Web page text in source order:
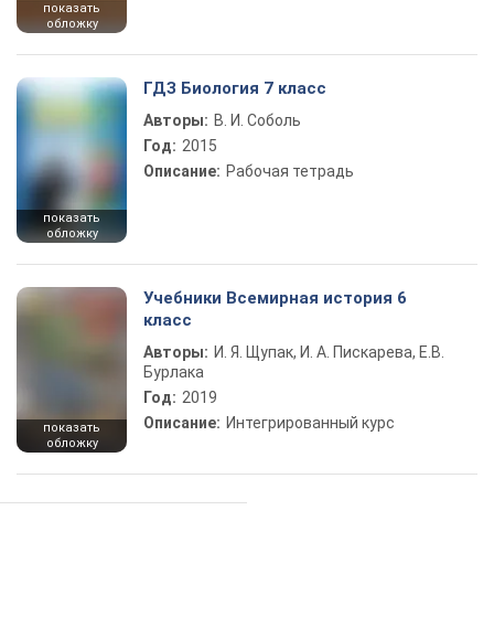
показать
обложку
показать
обложку
ГДЗ Биология 7 класс
Авторы: В. И. Соболь
Год: 2015
Описание: Рабочая тетрадь
показать
обложку
Учебники Всемирная история 6
класс
Авторы: И. Я. Щупак, И. А. Пискарева, Е.В.
Бурлака
Год: 2019
Описание: Интегрированный курс